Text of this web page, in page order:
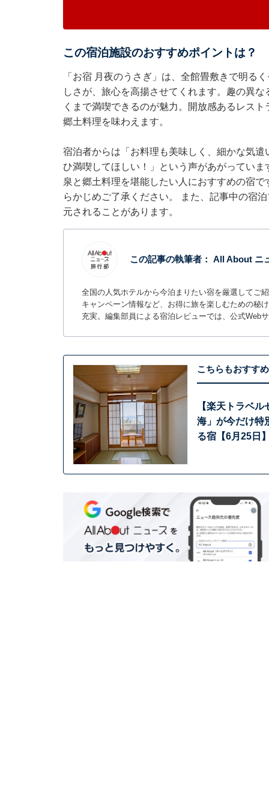
この宿泊施設のおすすめポイントは？
「お宿 月夜のうさぎ」は、全館畳敷きで明る
しさが、旅心を高揚させてくれます。趣の異
くまで満喫できるのが魅力。開放感あるレス
郷土料理を味わえます。
宿泊者からは「お料理も美味しく、細かな気
ひ満喫してほしい！」という声があがってい
泉と郷土料理を堪能したい人におすすめの宿
らかじめご了承ください。 また、記事中の宿
元されることがあります。
この記事の執筆者： All About ニ
全国の人気ホテルから今泊まりたい宿を厳選してご
キャンペーン情報など、お得に旅を楽しむための秘
充実。編集部員による宿泊レビューでは、公式Web
こちらもおすすめ
【楽天トラベ
海」が今だけ特
る宿【6月25日